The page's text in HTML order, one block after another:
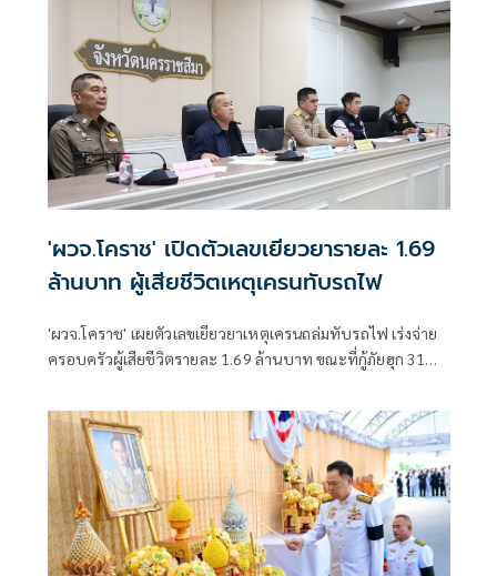
'ผวจ.โคราช' เปิดตัวเลขเยียวยารายละ 1.69
ล้านบาท ผู้เสียชีวิตเหตุเครนทับรถไฟ
'ผวจ.โคราช' เผยตัวเลขเยียวยาเหตุเครนถล่มทับรถไฟ เร่งจ่าย
ครอบครัวผู้เสียชีวิตรายละ 1.69 ล้านบาท ขณะที่กู้ภัยฮุก 31
เจ้าหน้าที่ 150 นายพร้อม